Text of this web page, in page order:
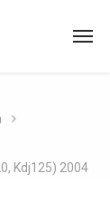
Kdj125) 2004